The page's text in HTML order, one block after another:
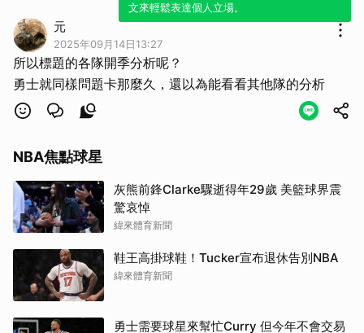
文來輕鬆表達個人立場。
元
2025年09月14日13:27
所以標題的各隊開季分析呢？
勇士就同樣問題卡那麼久，還以為能看看其他隊的分析
NBA焦點球星
灰熊前鋒Clarke驟逝得年29歲 美籃球界震
驚哀悼
緯來體育新聞
鞋王高掛球鞋！Tucker宣布退休告別NBA
緯來體育新聞
勇士需要球星來幫忙Curry 但今年不會交易